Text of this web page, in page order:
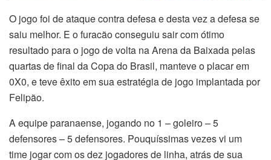
O jogo foi de ataque contra defesa e desta vez a defesa se
saiu melhor. E o furacão conseguiu sair com ótimo
resultado para o jogo de volta na Arena da Baixada pelas
quartas de final da Copa do Brasil, manteve o placar em
0X0, e teve êxito em sua estratégia de jogo implantada por
Felipão.
A equipe paranaense, jogando no 1 – goleiro – 5
defensores – 5 defensores. Pouquíssimas vezes vi um
time jogar com os dez jogadores de linha, atrás de sua